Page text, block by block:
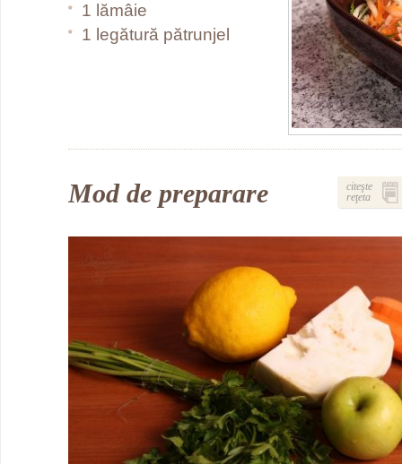
1 lămâie
1 legătură pătrunjel
Mod de preparare
citeşte
reţeta